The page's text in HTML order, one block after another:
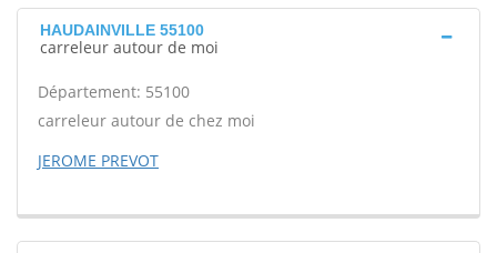
HAUDAINVILLE 55100
carreleur autour de moi
Département: 55100
carreleur autour de chez moi
JEROME PREVOT